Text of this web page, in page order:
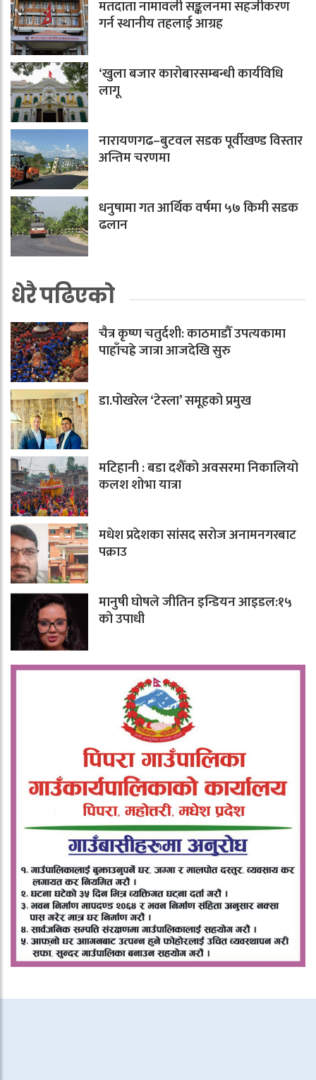
मतदाता नामावली सङ्कलनमा सहजीकरण
गर्न स्थानीय तहलाई आग्रह
‘खुला बजार कारोबारसम्बन्धी कार्यविधि
लागू
नारायणगढ–बुटवल सडक पूर्वीखण्ड विस्तार
अन्तिम चरणमा
धनुषामा गत आर्थिक वर्षमा ५७ किमी सडक
ढलान
धेरै पढिएको
चैत्र कृष्ण चतुर्दशी: काठमाडौँ उपत्यकामा
पाहाँचह्रे जात्रा आजदेखि सुरु
डा.पोखरेल ‘टेस्ला’ समूहको प्रमुख
मटिहानी : बडा दशैँको अवसरमा निकालियो
कलश शोभा यात्रा
मधेश प्रदेशका सांसद सरोज अनामनगरबाट
पक्राउ
मानुषी घोषले जीतिन इन्डियन आइडल:१५
को उपाधी